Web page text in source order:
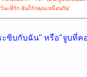
ว้นะที่รัก ฉันก็รักคุณเหมือนกัน'
ะซิบกับฉัน" หรือ"จูบที่ค